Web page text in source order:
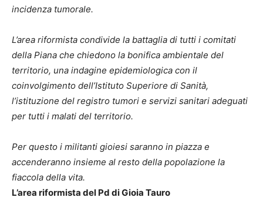
incidenza tumorale.
L’area riformista condivide la battaglia di tutti i comitati
della Piana che chiedono la bonifica ambientale del
territorio, una indagine epidemiologica con il
coinvolgimento dell’Istituto Superiore di Sanità,
l’istituzione del registro tumori e servizi sanitari adeguati
per tutti i malati del territorio.
Per questo i militanti gioiesi saranno in piazza e
accenderanno insieme al resto della popolazione la
fiaccola della vita.
L’area riformista del Pd di Gioia Tauro